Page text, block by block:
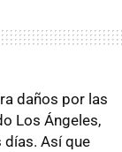
daños por las
Los Ángeles,
días. Así que